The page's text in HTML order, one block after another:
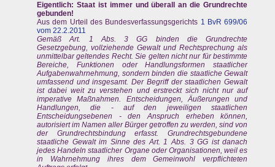
Eigentlich: Staat ist immer und überall an die Grundrechte
gebunden!
Aus dem Urteil des Bundesverfassungsgerichts 1 BvR 699/06
vom 22.2.2011
Gemäß Art. 1 Abs. 3 GG binden die Grundrechte
Gesetzgebung, vollziehende Gewalt und Rechtsprechung als
unmittelbar geltendes Recht. Sie gelten nicht nur für bestimmte
Bereiche, Funktionen oder Handlungsformen staatlicher
Aufgabenwahrnehmung, sondern binden die staatliche Gewalt
umfassend und insgesamt. Der Begriff der staatlichen Gewalt
ist dabei weit zu verstehen und erstreckt sich nicht nur auf
imperative Maßnahmen. Entscheidungen, Äußerungen und
Handlungen, die - auf den jeweiligen staatlichen
Entscheidungsebenen - den Anspruch erheben können,
autorisiert im Namen aller Bürger getroffen zu werden, sind von
der Grundrechtsbindung erfasst. Grundrechtsgebundene
staatliche Gewalt im Sinne des Art. 1 Abs. 3 GG ist danach
jedes Handeln staatlicher Organe oder Organisationen, weil es
in Wahrnehmung ihres dem Gemeinwohl verpflichteten